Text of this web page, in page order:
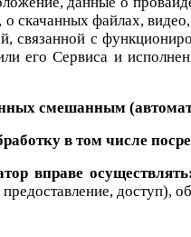
скачанных файлах,
связанной с
его Сервиса и
смешанным
в том числе
вправе